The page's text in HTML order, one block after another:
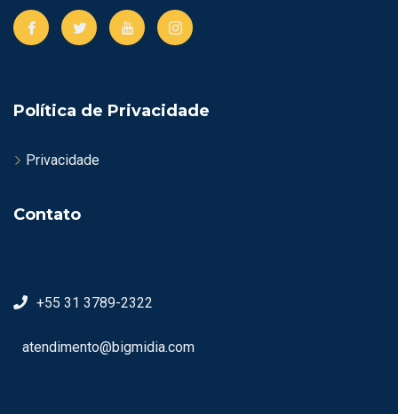
Política de Privacidade
Privacidade
Contato
+55 31 3789-2322
atendimento@bigmidia.com